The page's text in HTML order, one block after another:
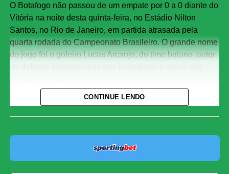
Share
O Botafogo não passou de um empate por 0 a 0 diante do
Vitória na noite desta quinta-feira, no Estádio Nilton
Santos, no Rio de Janeiro, em partida atrasada pela
quarta rodada do Campeonato Brasileiro. O grande nome
do jogo foi o goleiro Lucas Arcanjo, do time baiano, autor
O resultado deixou as duas equipes em situação muito
posição e o baiano em 11º. Com isso, ambos
ultrapassaram São Paulo e Atlético-MG, que aparecem
logo abaixo, com 25 pontos cada.
CONTINUE LENDO